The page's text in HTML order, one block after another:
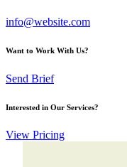
info@website.com
Want to Work With Us?
Send Brief
Interested in Our Services?
View Pricing